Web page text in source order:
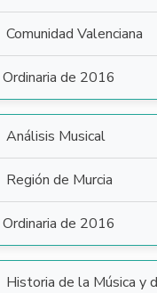
Comunidad Valenciana
Ordinaria de 2016
Análisis Musical
Región de Murcia
Ordinaria de 2016
Historia de la Música y